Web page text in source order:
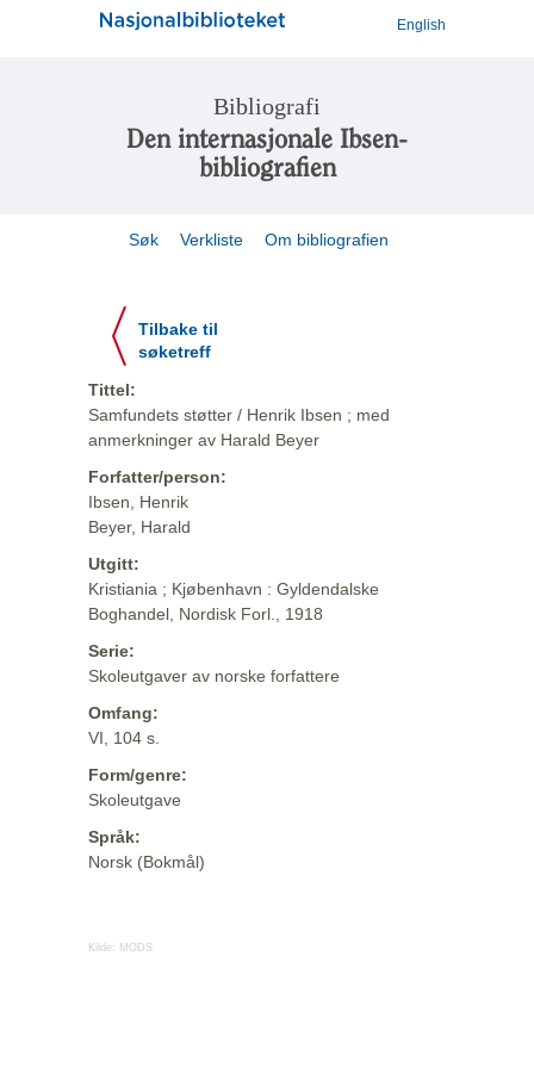
English
Bibliografi
Den internasjonale Ibsen-
bibliografien
Søk Verkliste Om bibliografien
Tilbake til
søketreff
Tittel:
Samfundets støtter / Henrik Ibsen ; med
anmerkninger av Harald Beyer
Forfatter/person:
Ibsen, Henrik
Beyer, Harald
Utgitt:
Kristiania ; Kjøbenhavn : Gyldendalske
Boghandel, Nordisk Forl., 1918
Serie:
Skoleutgaver av norske forfattere
Omfang:
VI, 104 s.
Form/genre:
Skoleutgave
Språk:
Norsk (Bokmål)
Kilde: MODS